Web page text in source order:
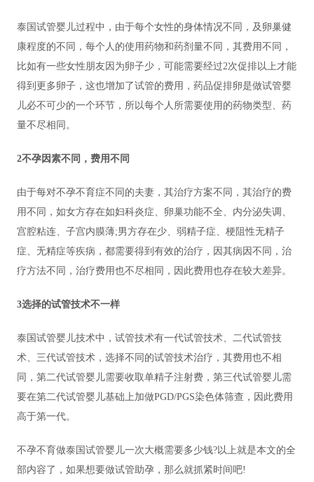
泰国试管婴儿过程中，由于每个女性的身体情况不同，及卵巢健
康程度的不同，每个人的使用药物和药剂量不同，其费用不同，
比如有一些女性朋友因为卵子少，可能需要经过2次促排以上才能
得到更多卵子，这也增加了试管的费用，药品促排卵是做试管婴
儿必不可少的一个环节，所以每个人所需要使用的药物类型、药
量不尽相同。
2不孕因素不同，费用不同
由于每对不孕不育症不同的夫妻，其治疗方案不同，其治疗的费
用不同，如女方存在如妇科炎症、卵巢功能不全、内分泌失调、
宫腔粘连、子宫内膜薄;男方存在少、弱精子症、梗阻性无精子
症、无精症等疾病，都需要得到有效的治疗，因其病因不同，治
疗方法不同，治疗费用也不尽相同，因此费用也存在较大差异。
3选择的试管技术不一样
泰国试管婴儿技术中，试管技术有一代试管技术、二代试管技
术、三代试管技术，选择不同的试管技术治疗，其费用也不相
同，第二代试管婴儿需要收取单精子注射费，第三代试管婴儿需
要在第二代试管婴儿基础上加做PGD/PGS染色体筛查，因此费用
高于第一代。
不孕不育做泰国试管婴儿一次大概需要多少钱?以上就是本文的全
部内容了，如果想要做试管助孕，那么就抓紧时间吧!